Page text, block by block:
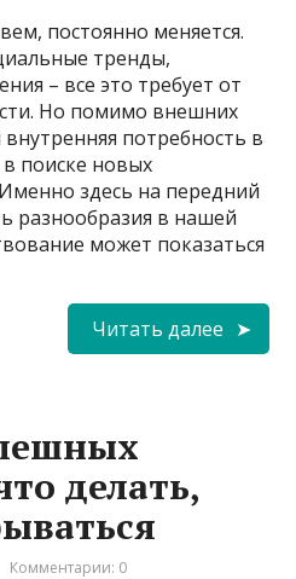
постоянно меняется.
тренды,
– все это требует от
Но помимо внешних
потребность в
поиске новых
здесь на передний
разнообразия в нашей
может показаться
Читать далее
делать,
Комментарии: 0